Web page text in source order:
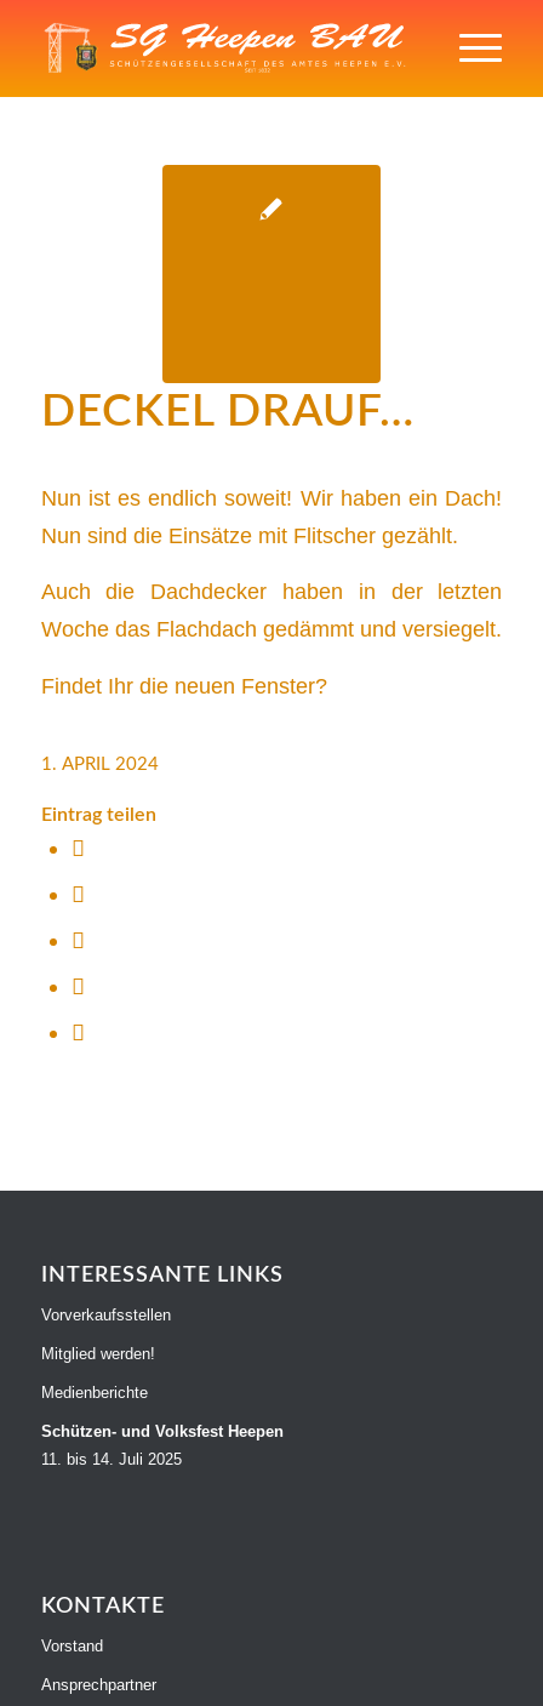
DECKEL DRAUF…
Nun ist es endlich soweit! Wir haben ein Dach!
Nun sind die Einsätze mit Flitscher gezählt.
Auch die Dachdecker haben in der letzten
Woche das Flachdach gedämmt und versiegelt.
Findet Ihr die neuen Fenster?
1. APRIL 2024
Eintrag teilen
INTERESSANTE LINKS
Vorverkaufsstellen
Mitglied werden!
Medienberichte
Schützen- und Volksfest Heepen
11. bis 14. Juli 2025
KONTAKTE
Vorstand
Ansprechpartner